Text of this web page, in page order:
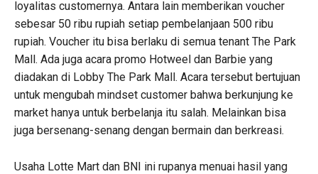
loyalitas customernya. Antara lain memberikan voucher
sebesar 50 ribu rupiah setiap pembelanjaan 500 ribu
rupiah. Voucher itu bisa berlaku di semua tenant The Park
Mall. Ada juga acara promo Hotweel dan Barbie yang
diadakan di Lobby The Park Mall. Acara tersebut bertujuan
untuk mengubah mindset customer bahwa berkunjung ke
market hanya untuk berbelanja itu salah. Melainkan bisa
juga bersenang-senang dengan bermain dan berkreasi.
Usaha Lotte Mart dan BNI ini rupanya menuai hasil yang